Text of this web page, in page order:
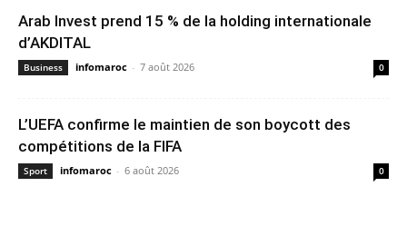
Arab Invest prend 15 % de la holding internationale
d’AKDITAL
Business infomaroc - 7 août 2026 0
L’UEFA confirme le maintien de son boycott des
compétitions de la FIFA
Sport infomaroc - 6 août 2026 0